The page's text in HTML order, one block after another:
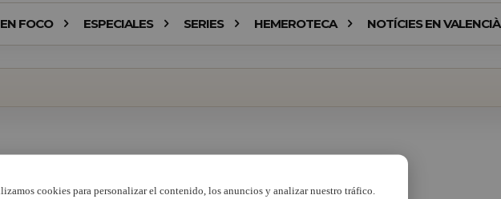
EN FOCO ESPECIALES SERIES HEMEROTECA NOTÍCIES EN VALENCIÀ
cookies para personalizar el contenido, los anuncios y analizar nuestro tráfico.